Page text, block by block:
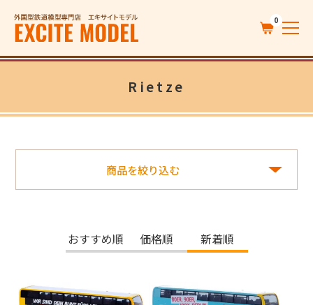
0
Rietze
商品を絞り込む
おすすめ順 価格順 新着順